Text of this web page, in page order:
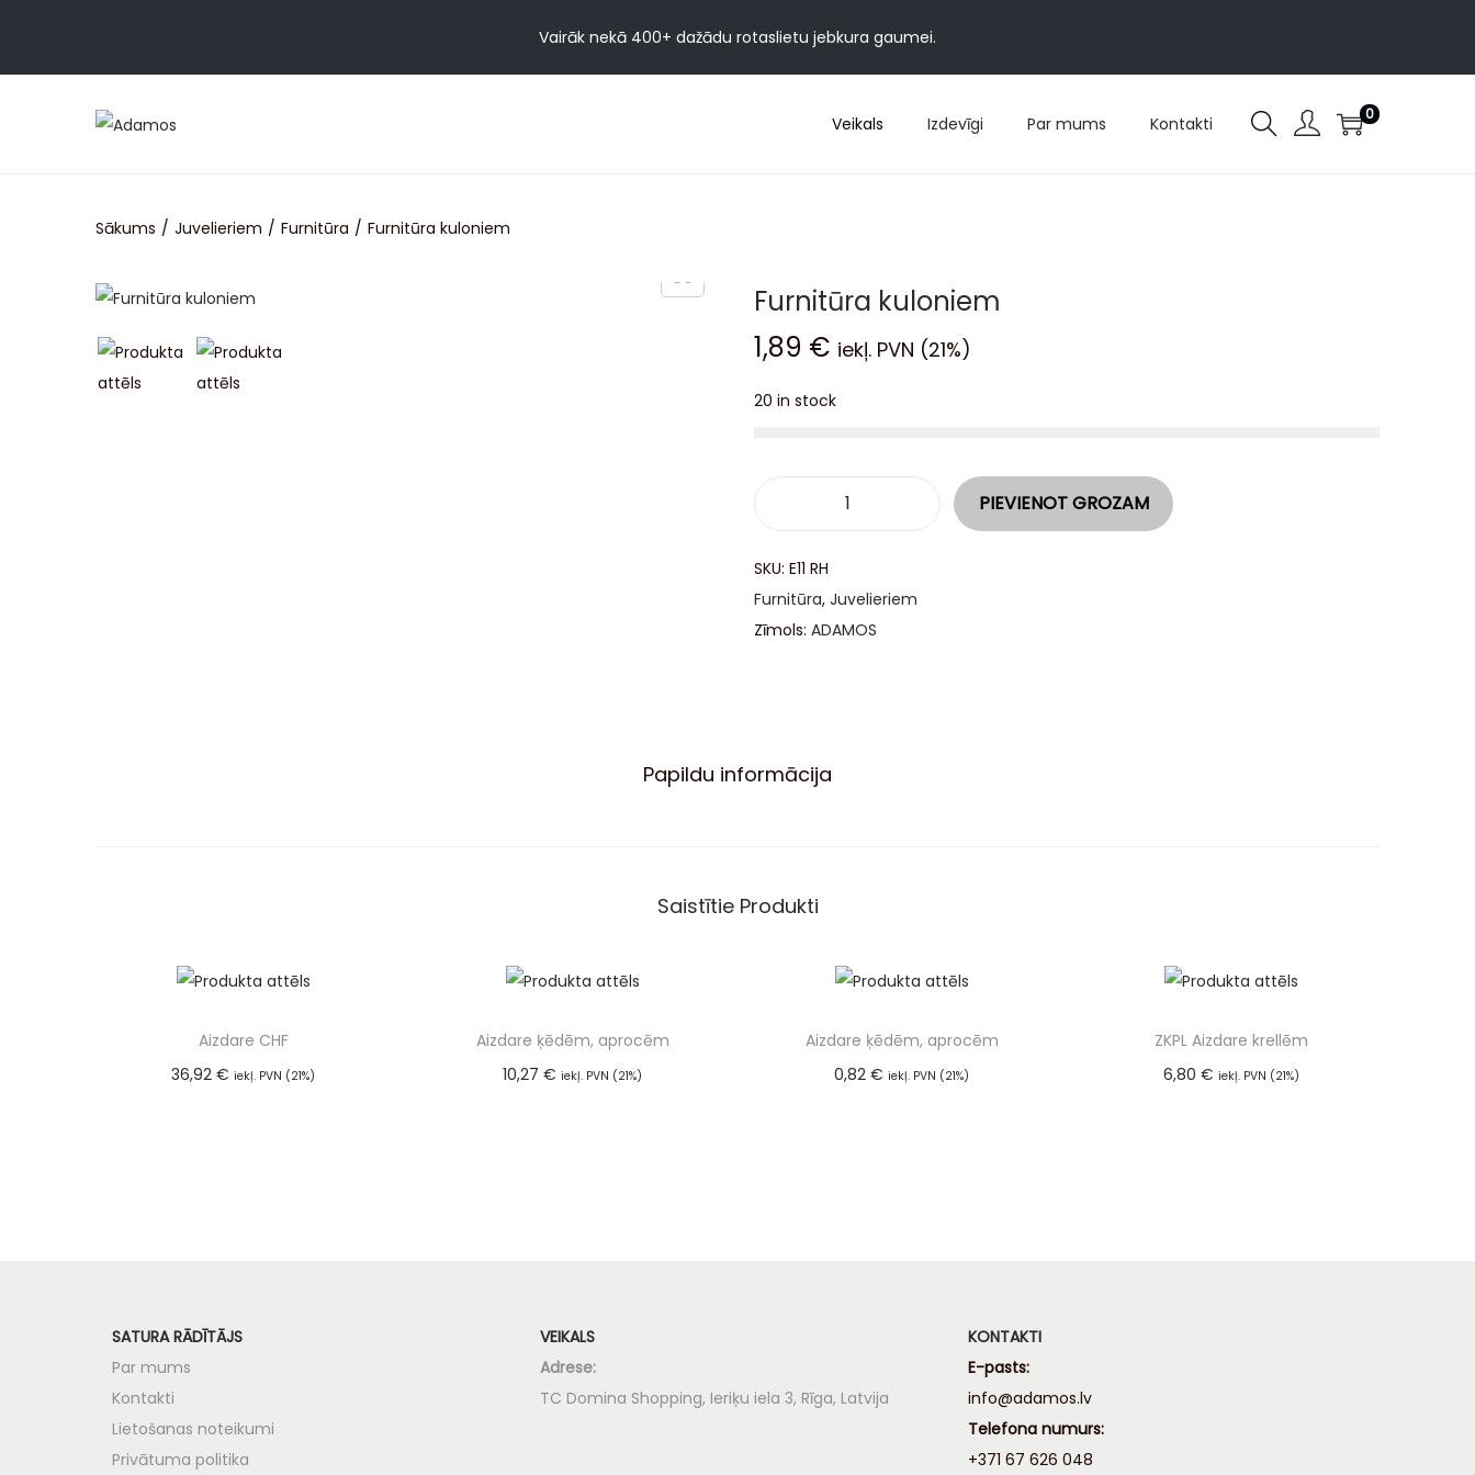
Vairāk nekā 400+ dažādu rotaslietu jebkura gaumei.
Veikals Izdevīgi Par mums Kontakti 0
Sākums / Juvelieriem / Furnitūra / Furnitūra kuloniem
Furnitūra kuloniem
1,89 € iekļ. PVN (21%)
20 in stock
PIEVIENOT GROZAM
SKU: E11 RH
Furnitūra, Juvelieriem
Zīmols: ADAMOS
Papildu informācija
Saistītie Produkti
Aizdare CHF
36,92€ iekļ. PVN (21%)
Aizdare ķēdēm, aprocēm
10,27€ iekļ. PVN (21%)
Aizdare ķēdēm, aprocēm
0,82€ iekļ. PVN (21%)
ZKPL Aizdare krellēm
6,80 € iekļ. PVN (21%)
SATURA RĀDĪTĀJS
Par mums
Kontakti
Lietošanas noteikumi
Privātuma politika
VEIKALS
Adrese:
TC Domina Shopping, Ieriķu iela 3, Rīga, Latvija
KONTAKTI
E-pasts:
info@adamos.lv
Telefona numurs:
+371 67 626 048